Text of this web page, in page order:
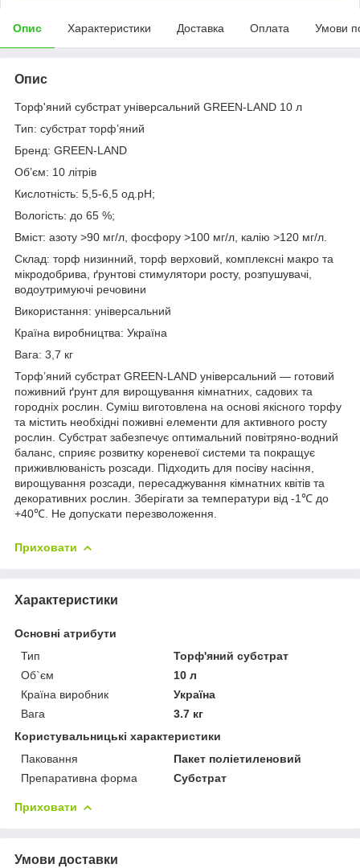
Опис Характеристики Доставка Оплата Умови
Опис
Торф'яний субстрат універсальний GREEN-LAND 10 л
Тип: субстрат торф’яний
Бренд: GREEN-LAND
Об’єм: 10 літрів
Кислотність: 5,5-6,5 од.pH;
Вологість: до 65 %;
Вміст: азоту >90 мг/л, фосфору >100 мг/л, калію >120 мг/л.
Склад: торф низинний, торф верховий, комплексні макро та
мікродобрива, ґрунтові стимулятори росту, розпушувачі,
водоутримуючі речовини
Використання: універсальний
Країна виробництва: Україна
Вага: 3,7 кг
Торф’яний субстрат GREEN-LAND універсальний — готовий
поживний ґрунт для вирощування кімнатних, садових та
городніх рослин. Суміш виготовлена на основі якісного торфу
та містить необхідні поживні елементи для активного росту
рослин. Субстрат забезпечує оптимальний повітряно-водний
баланс, сприяє розвитку кореневої системи та покращує
приживлюваність розсади. Підходить для посіву насіння,
вирощування розсади, пересаджування кімнатних квітів та
декоративних рослин. Зберігати за температури від -1℃ до
+40℃. Не допускати перезволоження.
Приховати
Характеристики
Основні атрибути
Тип
Торф'яний субстрат
Об`єм
10 л
Країна виробник
Україна
Вага
3.7 кг
Користувальницькі характеристики
Паковання
Пакет поліетиленовий
Препаративна форма
Субстрат
Приховати
Умови доставки